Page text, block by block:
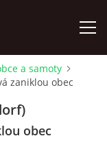
a samoty
zaniklou obec
obec